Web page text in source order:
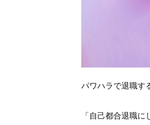
パワハラで退職す
「自己都合退職